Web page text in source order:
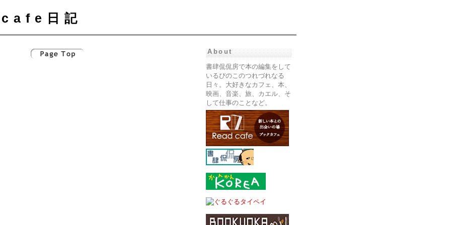
cafe日記
About
書肆侃侃房で本の編集をして
いるぴのこのつれづれなる
日々。大好きなカフェ、本、
映画、音楽、旅、カエル、そ
して仕事のことなど。